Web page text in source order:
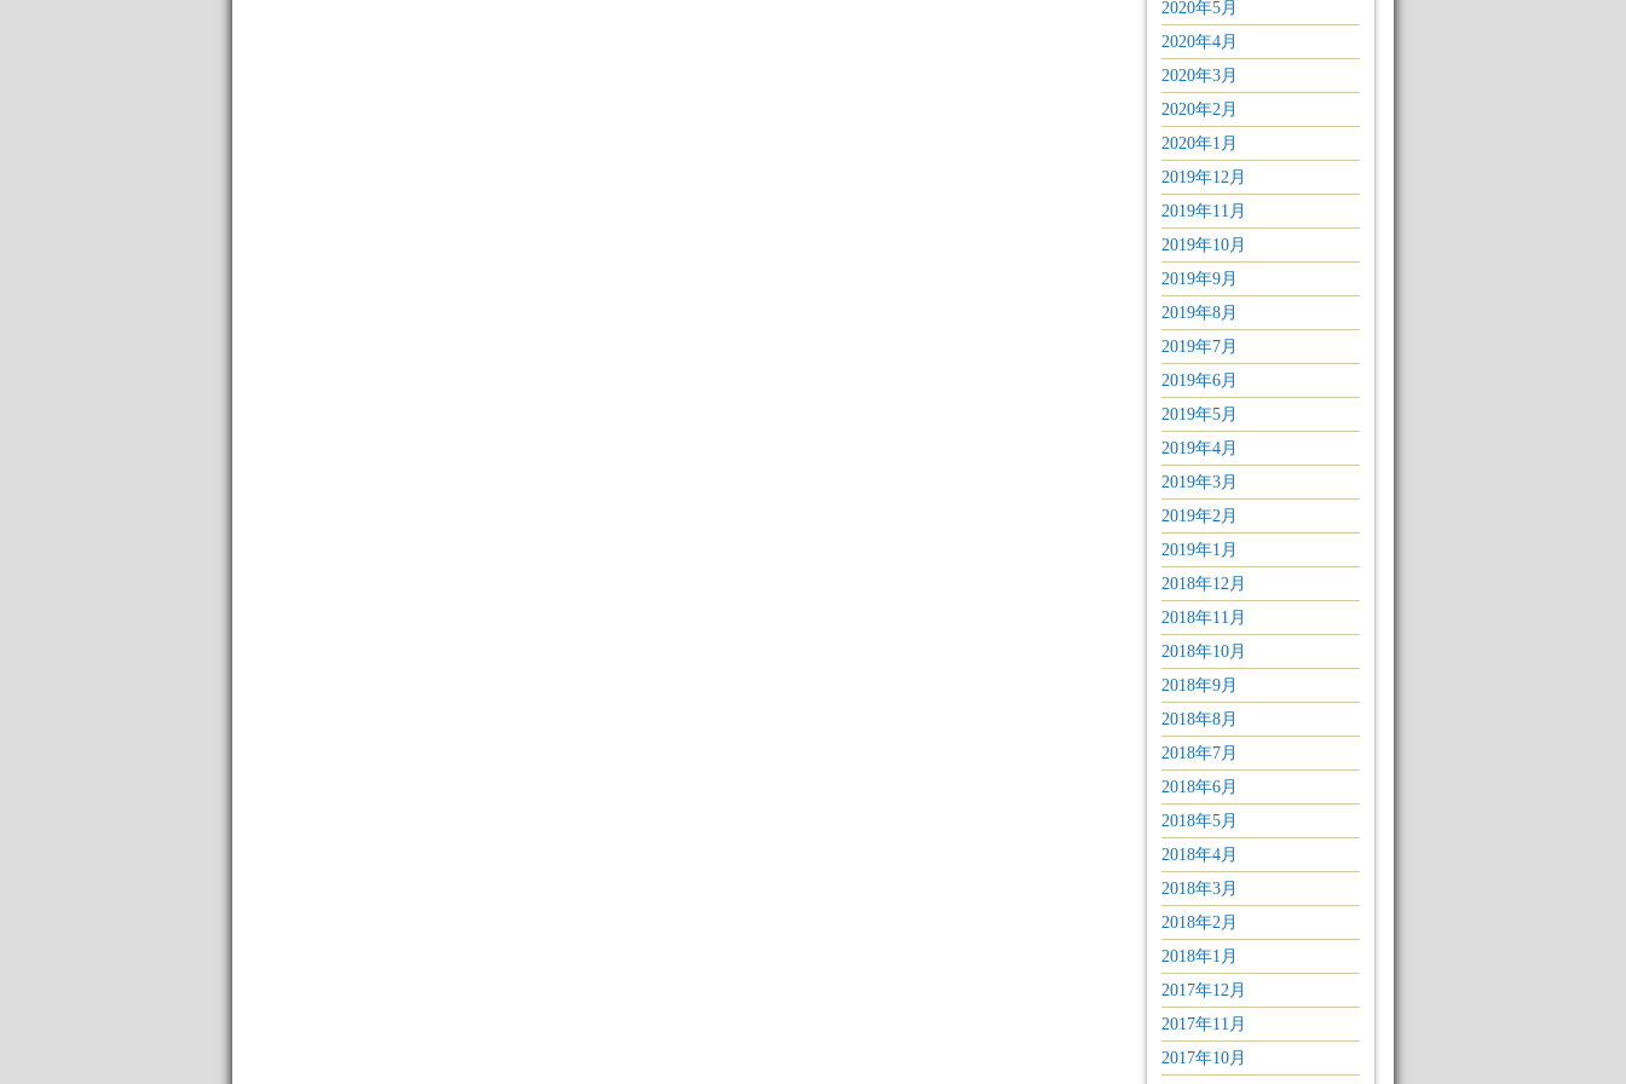
2020年5月
2020年4月
2020年3月
2020年2月
2020年1月
2019年12月
2019年11月
2019年10月
2019年9月
2019年8月
2019年7月
2019年6月
2019年5月
2019年4月
2019年3月
2019年2月
2019年1月
2018年12月
2018年11月
2018年10月
2018年9月
2018年8月
2018年7月
2018年6月
2018年5月
2018年4月
2018年3月
2018年2月
2018年1月
2017年12月
2017年11月
2017年10月